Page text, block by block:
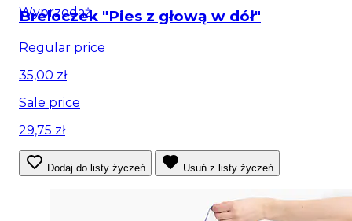
Wyprzedaż
Breloczek "Pies z głową w dół"
Regular price
35,00 zł
Sale price
29,75 zł
Dodaj do listy życzeń Usuń z listy życzeń